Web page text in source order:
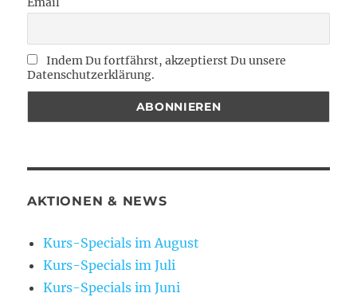
Indem Du fortfährst, akzeptierst Du unsere
Datenschutzerklärung.
AKTIONEN & NEWS
Kurs-Specials im August
Kurs-Specials im Juli
Kurs-Specials im Juni